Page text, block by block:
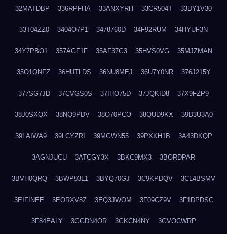
32MATDBP 336RPFHA 33ANXYRH 33CR504T 33DY1V30
33T04ZZ0 3404O7P1 3478760D 34F92RUM 34HYUF3N
34Y7PBO1 357AGF1F 35AF37G3 35HVS0VG 35MJZMAN
35O1QNFZ 36HUTLDS 36NU8MEJ 36U7Y0NR 376J215Y
377SG7JD 37CVGS0S 37IHO75D 37JQKID8 37X9FZP9
38J0SXQX 38NQ9PDV 38O70PCO 38QUD9KX 39D3U3A0
39LAIWA9 39LCYZRI 39MGWN55 39PXKH1B 3A43DKQP
3AGNJUCU 3ATCGY3X 3BKC9MX3 3BORDPAR
3BVH0QRQ 3BWP93L1 3BYQ70GJ 3C9KPDQV 3CL4BSMV
3EIFINEE 3EORXV8Z 3EQ3JWOM 3F09CZ9V 3F1DPDSC
3F84EALY 3GGDN4OR 3GKCN4NY 3GVOCWRP